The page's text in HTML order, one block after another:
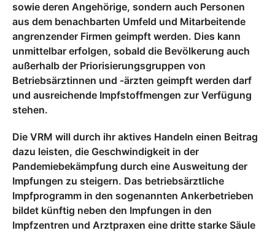
sowie deren Angehörige, sondern auch Personen
aus dem benachbarten Umfeld und Mitarbeitende
angrenzender Firmen geimpft werden. Dies kann
unmittelbar erfolgen, sobald die Bevölkerung auch
außerhalb der Priorisierungsgruppen von
Betriebsärztinnen und -ärzten geimpft werden darf
und ausreichende Impfstoffmengen zur Verfügung
stehen.
Die VRM will durch ihr aktives Handeln einen Beitrag
dazu leisten, die Geschwindigkeit in der
Pandemiebekämpfung durch eine Ausweitung der
Impfungen zu steigern. Das betriebsärztliche
Impfprogramm in den sogenannten Ankerbetrieben
bildet künftig neben den Impfungen in den
Impfzentren und Arztpraxen eine dritte starke Säule